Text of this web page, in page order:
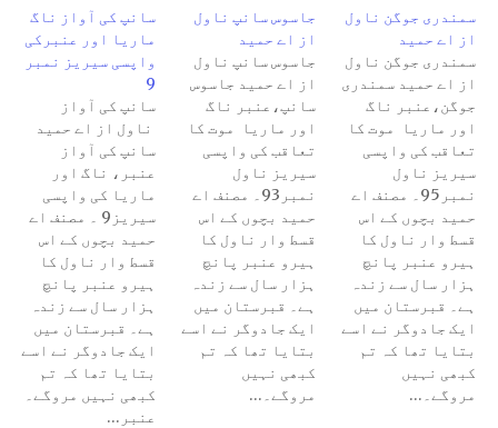
سانپ کی آواز ناگ
ماریا اور عنبرکی
واپسی سیریز نمبر
9
سانپ کی آواز
ناول از اے حمید
سانپ کی آواز
عنبر، ناگ اور
ماریا کی واپسی
سیریز9 ۔ مصنف اے
حمید بچوں کے اس
قسط وار ناول کا
ہیرو عنبر پانچ
ہزار سال سے زندہ
ہے۔ قبرستان میں
ایک جادوگر نے اسے
بتایا تھا کہ تم
کبھی نہیں مروگے۔
عنبر…
جاسوس سانپ ناول
از اے حمید
جاسوس سانپ ناول
از اے حمید جاسوس
سانپ،عنبر ناگ
اور ماریا موت کا
تعاقب کی واپسی
سیریز ناول
نمبر93۔ مصنف اے
حمید بچوں کے اس
قسط وار ناول کا
ہیرو عنبر پانچ
ہزار سال سے زندہ
ہے۔ قبرستان میں
ایک جادوگر نے اسے
بتایا تھا کہ تم
کبھی نہیں
مروگے۔…
سمندری جوگن ناول
از اے حمید
سمندری جوگن ناول
از اے حمید سمندری
جوگن،عنبر ناگ
اور ماریا موت کا
تعاقب کی واپسی
سیریز ناول
نمبر95۔ مصنف اے
حمید بچوں کے اس
قسط وار ناول کا
ہیرو عنبر پانچ
ہزار سال سے زندہ
ہے۔ قبرستان میں
ایک جادوگر نے اسے
بتایا تھا کہ تم
کبھی نہیں
مروگے۔…